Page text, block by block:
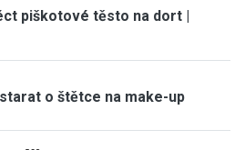
piškotové těsto na dort |
o štětce na make-up